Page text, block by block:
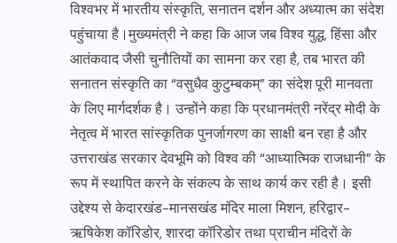
विश्वभर में भारतीय संस्कृति, सनातन दर्शन और अध्यात्म का संदेश
पहुंचाया है।मुख्यमंत्री ने कहा कि आज जब विश्व युद्ध, हिंसा और
आतंकवाद जैसी चुनौतियों का सामना कर रहा है, तब भारत की
सनातन संस्कृति का “वसुधैव कुटुम्बकम्” का संदेश पूरी मानवता
के लिए मार्गदर्शक है। उन्होंने कहा कि प्रधानमंत्री नरेंद्र मोदी के
नेतृत्व में भारत सांस्कृतिक पुनर्जागरण का साक्षी बन रहा है और
उत्तराखंड सरकार देवभूमि को विश्व की “आध्यात्मिक राजधानी” के
रूप में स्थापित करने के संकल्प के साथ कार्य कर रही है। इसी
उद्देश्य से केदारखंड-मानसखंड मंदिर माला मिशन, हरिद्वार-
ऋषिकेश कॉरिडोर, शारदा कॉरिडोर तथा प्राचीन मंदिरों के